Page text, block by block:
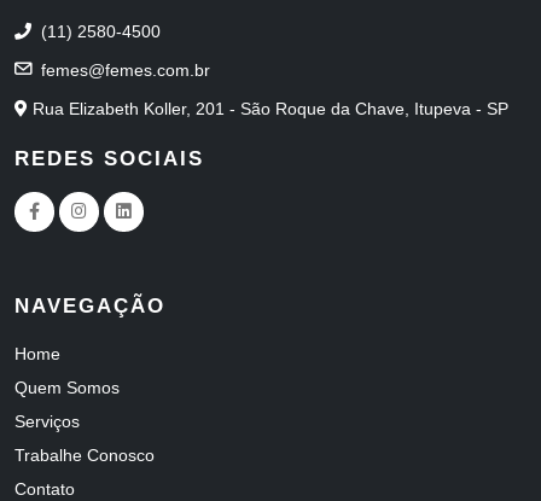
(11) 2580-4500
femes@femes.com.br
Rua Elizabeth Koller, 201 - São Roque da Chave, Itupeva - SP
REDES SOCIAIS
NAVEGAÇÃO
Home
Quem Somos
Serviços
Trabalhe Conosco
Contato